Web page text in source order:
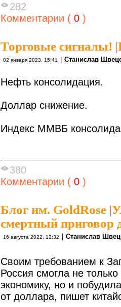
282
Комментарии ( 0 )
Торговые сигналы! |
02 января 2023, 15:41 | Станислав
Нефть консолидация.
Доллар снижение.
Индекс ММВБ
380
Комментарии ( 0 )
Блог им. GoldRose |
смертный приговор
16 августа 2022, 12:32 Станислав
Своим требованием к
Россия смогла не
экономику, но и
от доллара, пишет